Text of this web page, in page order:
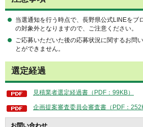
当選通知を行う時点で、長野県公式LINEをブ
の対象外となりますので、ご注意ください。
ご応募いただいた後の応募状況に関するお問
とができません。
選定経過
見積業者選定経過書（PDF：99KB）
企画提案審査委員会審査書（PDF：
お問い合わせ